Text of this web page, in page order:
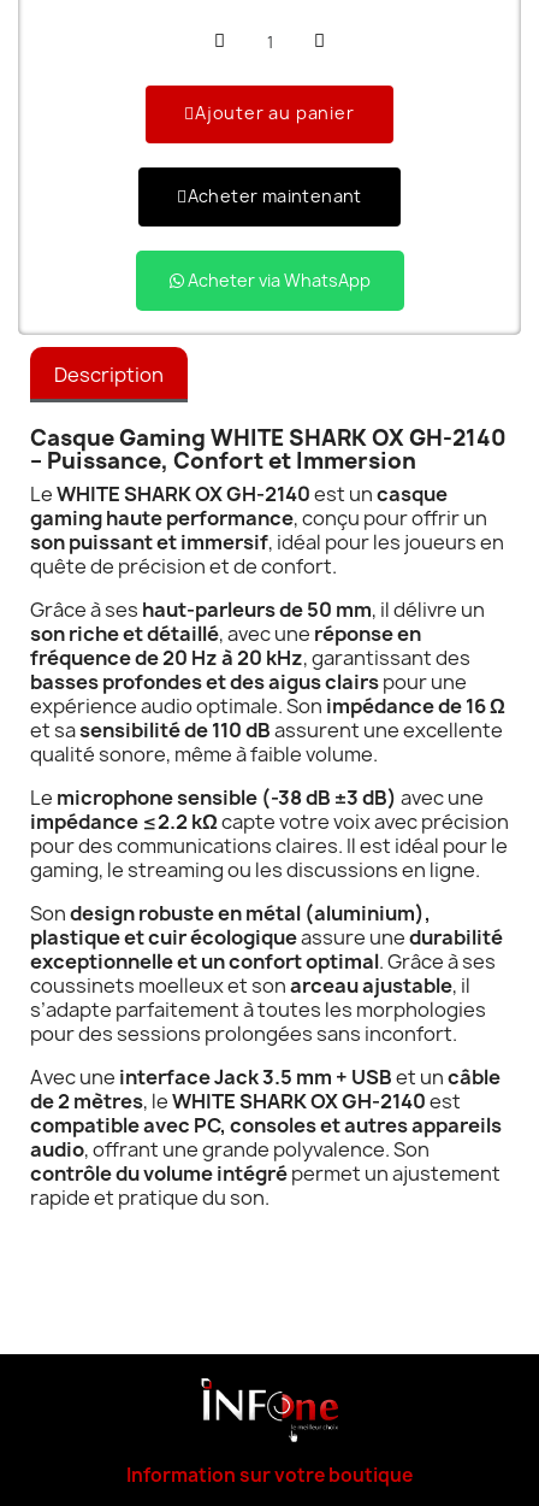
Ajouter au panier
Acheter maintenant
Acheter via WhatsApp
Description
Casque Gaming WHITE SHARK OX GH-2140
– Puissance, Confort et Immersion
LeWHITE SHARK OX GH-2140est uncasque
gaming haute performance, conçu pour offrir un
son puissant et immersif, idéal pour les joueurs en
quête de précision et de confort.
Grâce à ses haut-parleurs de 50 mm, il délivre un
son riche et détaillé, avec une réponse en
fréquence de 20 Hz à 20 kHz, garantissant des
basses profondes et des aigus clairspour une
expérience audio optimale. Son impédance de 16 Ω
et sasensibilité de 110 dBassurent une excellente
qualité sonore, même à faible volume.
Le microphone sensible (-38 dB ±3 dB) avec une
impédance ≤2.2 kΩcapte votre voix avec précision
pour des communications claires. Il est idéal pour le
gaming, le streaming ou les discussions en ligne.
Sondesign robuste en métal (aluminium),
plastique et cuir écologiqueassure unedurabilité
exceptionnelle et un confort optimal. Grâce à ses
coussinets moelleux et sonarceau ajustable, il
s’adapte parfaitement à toutes les morphologies
pour des sessions prolongées sans inconfort.
Avec une interface Jack 3.5 mm + USBet uncâble
de 2 mètres, leWHITE SHARK OX GH-2140est
compatible avec PC, consoles et autres appareils
audio, offrant une grande polyvalence. Son
contrôle du volume intégrépermet un ajustement
rapide et pratique du son.
Information sur votre boutique